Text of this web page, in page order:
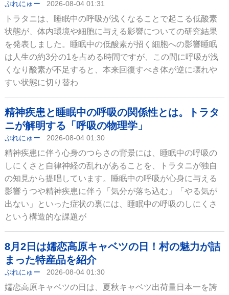
ぷれにゅー 2026-08-04 01:31
トラタニは、睡眠中の呼吸が浅くなることで起こる低酸素
状態が、体内環境や細胞に与える影響についての研究結果
を発表しました。睡眠中の低酸素が招く細胞への影響睡眠
は人生の約3分の1を占める時間ですが、この間に呼吸が浅
くなり酸素が不足すると、本来回復すべき体が逆に壊れや
すい状態に切り替わ
精神疾患と睡眠中の呼吸の関係性とは。トラタ
ニが解明する「呼吸の物理学」
ぷれにゅー 2026-08-04 01:30
精神疾患に伴う心身のつらさの背景には、睡眠中の呼吸の
しにくさと自律神経の乱れがあることを、トラタニが独自
の知見から提唱しています。睡眠中の呼吸が心身に与える
影響うつや精神疾患に伴う「気分が落ち込む」「やる気が
出ない」といった症状の裏には、睡眠中の呼吸のしにくさ
という構造的な課題が
8月2日は嬬恋高原キャベツの日！村の魅力が詰
まった特産品を紹介
ぷれにゅー 2026-08-04 01:30
嬬恋高原キャベツの日は、夏秋キャベツ出荷量日本一を誇